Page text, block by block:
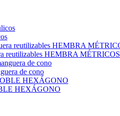
reutilizables HEMBRA MÉTRICOS
de cono
HEXÁGONO